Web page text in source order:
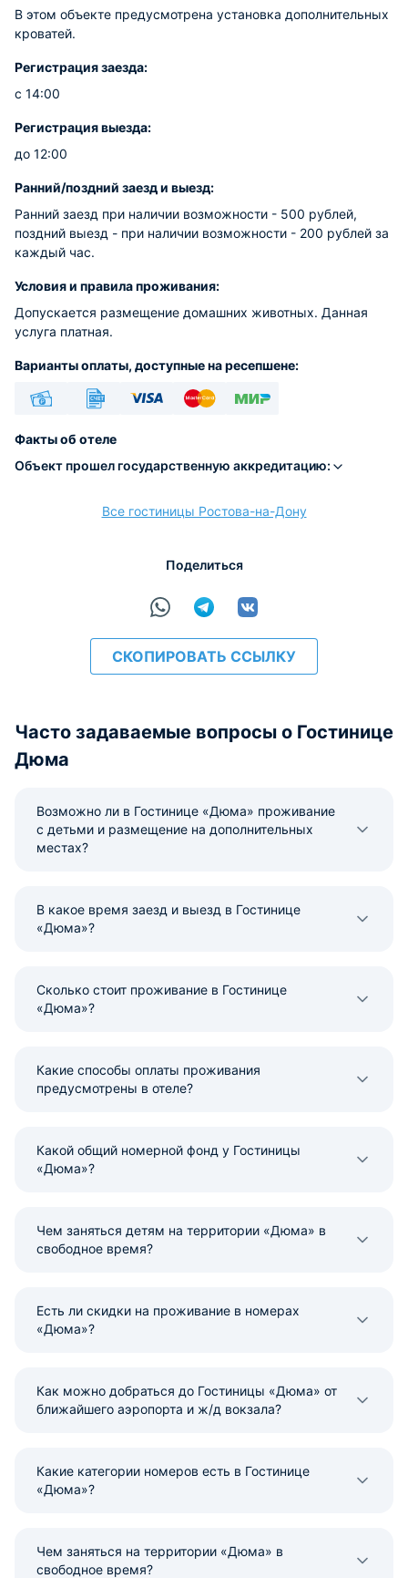
В этом объекте предусмотрена установка дополнительных
кроватей.
Регистрация заезда:
с 14:00
Регистрация выезда:
до 12:00
Ранний/поздний заезд и выезд:
Ранний заезд при наличии возможности - 500 рублей,
поздний выезд - при наличии возможности - 200 рублей за
каждый час.
Условия и правила проживания:
Допускается размещение домашних животных. Данная
услуга платная.
Варианты оплаты, доступные на ресепшене:
расчёт
Факты об отеле
Объект прошел государственную аккредитацию:
Все гостиницы Ростова-на-Дону
Поделиться
СКОПИРОВАТЬ ССЫЛКУ
Часто задаваемые вопросы о Гостинице
Дюма
Возможно ли в Гостинице «Дюма» проживание
с детьми и размещение на дополнительных
местах?
В какое время заезд и выезд в Гостинице
«Дюма»?
Сколько стоит проживание в Гостинице
«Дюма»?
Какие способы оплаты проживания
предусмотрены в отеле?
Какой общий номерной фонд у Гостиницы
«Дюма»?
Чем заняться детям на территории «Дюма» в
свободное время?
Есть ли скидки на проживание в номерах
«Дюма»?
Как можно добраться до Гостиницы «Дюма» от
ближайшего аэропорта и ж/д вокзала?
Какие категории номеров есть в Гостинице
«Дюма»?
Чем заняться на территории «Дюма» в
свободное время?